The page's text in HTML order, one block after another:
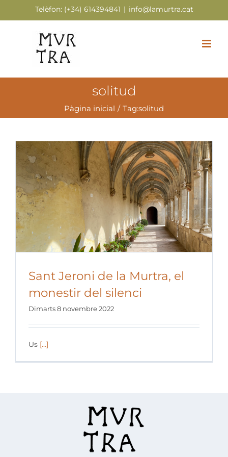
to
Telèfon: (+34) 614394841 | info@lamurtra.cat
solitud
Pàgina inicial Tag:solitud
Sant Jeroni de la Murtra, el
monestir del silenci
Dimarts 8 novembre 2022
Us [...]